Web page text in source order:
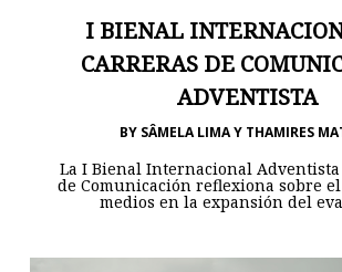
I BIENAL
CARRERAS DE
ADVENTISTA
BY SÂMELA LIMA Y THAMIRES
La I Bienal Internacional Adventista
de Comunicación reflexiona sobre
medios en la expansión del